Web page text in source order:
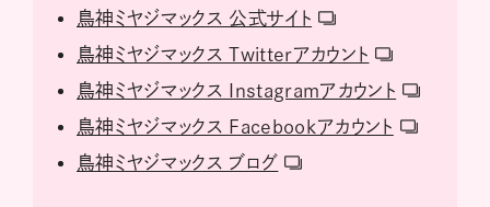
鳥神ミヤジマックス 公式サイト
鳥神ミヤジマックス Twitterアカウント
鳥神ミヤジマックス Instagramアカウント
鳥神ミヤジマックス Facebookアカウント
鳥神ミヤジマックス ブログ